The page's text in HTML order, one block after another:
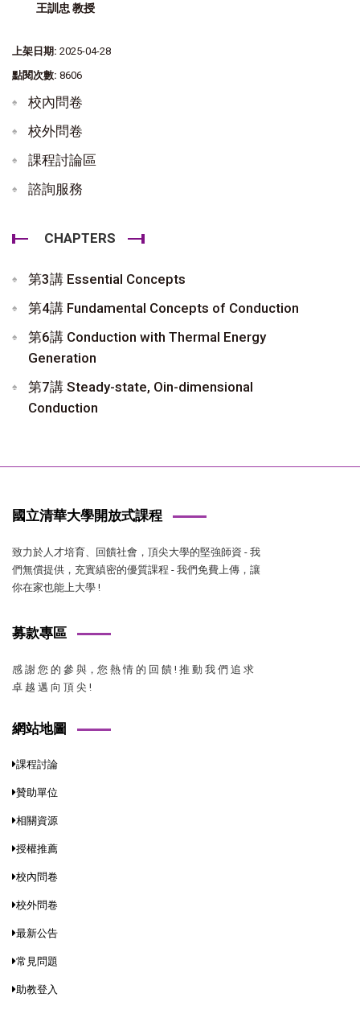
王訓忠 教授
上架日期: 2025-04-28
點閱次數: 8606
校內問卷
校外問卷
課程討論區
諮詢服務
CHAPTERS
第3講 Essential Concepts
第4講 Fundamental Concepts of Conduction
第6講 Conduction with Thermal Energy
Generation
第7講 Steady-state, Oin-dimensional
Conduction
國立清華大學開放式課程
致力於人才培育、回饋社會，頂尖大學的堅強師資 - 我
們無償提供，充實縝密的優質課程 - 我們免費上傳，讓
你在家也能上大學 !
募款專區
感 謝 您 的 參 與，您 熱 情 的 回 饋 ! 推 動 我 們 追 求
卓 越 邁 向 頂 尖 !
網站地圖
課程討論
贊助單位
相關資源
授權推薦
校內問卷
校外問卷
最新公告
常見問題
助教登入